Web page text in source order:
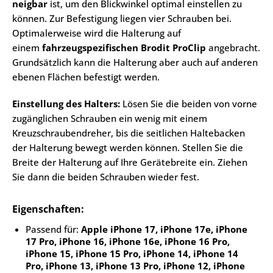
neigbar ist, um den Blickwinkel optimal einstellen zu
können. Zur Befestigung liegen vier Schrauben bei.
Optimalerweise wird die Halterung auf
einem fahrzeugspezifischen Brodit ProClip angebracht.
Grundsätzlich kann die Halterung aber auch auf anderen
ebenen Flächen befestigt werden.
Einstellung des Halters: Lösen Sie die beiden von vorne
zugänglichen Schrauben ein wenig mit einem
Kreuzschraubendreher, bis die seitlichen Haltebacken
der Halterung bewegt werden können. Stellen Sie die
Breite der Halterung auf Ihre Gerätebreite ein. Ziehen
Sie dann die beiden Schrauben wieder fest.
Eigenschaften:
Passend für: Apple iPhone 17, iPhone 17e, iPhone
17 Pro, iPhone 16, iPhone 16e, iPhone 16 Pro,
iPhone 15, iPhone 15 Pro, iPhone 14, iPhone 14
Pro, iPhone 13, iPhone 13 Pro, iPhone 12, iPhone